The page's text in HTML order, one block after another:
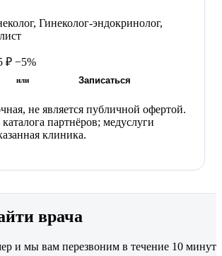
Гинеколог-эндокринолог,
₽ −5%
или Записаться
не является публичной офертой.
партнёров; медуслуги
клиника.
врача
и мы вам перезвоним в течение 10 минут